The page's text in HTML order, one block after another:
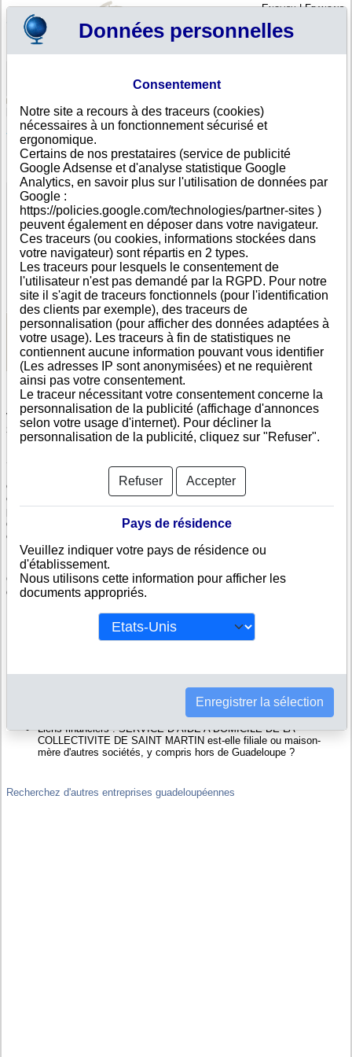
English|Français
Votre panier est vide
Guadeloupe >Toutes villes >SAINT MARTIN
SERVICE D AIDE A DOMICILE DE LA COLLECTIVITE
DE SAINT MARTIN, SAINT MARTIN
FICHE ENTREPRISE
Dénomination
DE SAINT MARTIN
Adresse
CONCORDIA
Ville
SAINT MARTIN- 97150
Pays
Guadeloupe
Type
d'adresse
Adresse unique
DUNS®
Number
26-------
Voir les informations disponibles
Vérifiez SERVICE D AIDE A DOMICILE DE LA COLLECTIVITE DE
SAINT MARTIN
SERVICE D AIDE A DOMICILE DE LA COLLECTIVITE DE SAINT
MARTIN est immatriculée au registre du commerce guadeloupéen. Info-
clipper.com vous propose une large gamme de documents et de rapports
contenant d'une part des informations issues des données légales
permettant notamment de constituer l'équivalent d'un Kbis et d'autres part
des analyses et enquêtes commerciales permettant d'évaluer la fiabilité
et la solvabilité de cette entreprise.
Les documents sur SERVICE D AIDE A DOMICILE DE LA
COLLECTIVITE DE SAINT MARTIN contiennent des informations telles
que :
N° DUNS : Ce N° est un SIRET international permettant d'identifier
Bilans, scores, ratings permettant d'évaluer la situation financière
de SERVICE D AIDE A DOMICILE DE LA COLLECTIVITE DE
Liens financiers : SERVICE D AIDE A DOMICILE DE LA
COLLECTIVITE DE SAINT MARTIN est-elle filiale ou maison-
mère d'autres sociétés, y compris hors de Guadeloupe ?
Recherchez d'autres entreprises guadeloupéennes
Données personnelles
Consentement
Notre site a recours à des traceurs (cookies)
nécessaires à un fonctionnement sécurisé et
ergonomique.
Certains de nos prestataires (service de publicité
Google Adsense et d'analyse statistique Google
Analytics, en savoir plus sur l'utilisation de données par
Google :
https://policies.google.com/technologies/partner-sites )
peuvent également en déposer dans votre navigateur.
Ces traceurs (ou cookies, informations stockées dans
votre navigateur) sont répartis en 2 types.
Les traceurs pour lesquels le consentement de
l'utilisateur n'est pas demandé par la RGPD. Pour notre
site il s'agit de traceurs fonctionnels (pour l'identification
des clients par exemple), des traceurs de
personnalisation (pour afficher des données adaptées à
votre usage). Les traceurs à fin de statistiques ne
contiennent aucune information pouvant vous identifier
(Les adresses IP sont anonymisées) et ne requièrent
ainsi pas votre consentement.
Le traceur nécessitant votre consentement concerne la
personnalisation de la publicité (affichage d'annonces
selon votre usage d'internet). Pour décliner la
personnalisation de la publicité, cliquez sur "Refuser".
Refuser Accepter
Pays de résidence
Veuillez indiquer votre pays de résidence ou
d'établissement.
Nous utilisons cette information pour afficher les
documents appropriés.
Enregistrer la sélection